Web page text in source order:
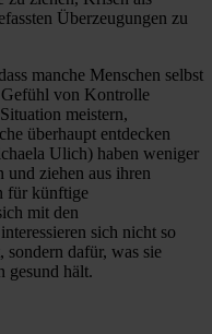
Überzeugungen zu
manche Menschen selbst
Gefühl von Kontrolle
meistern,
überhaupt entdecken
Ulich) haben weniger
und ziehen aus ihren
für künftige
mit den
sich nicht so
sondern dafür, was sie
gesund hält.